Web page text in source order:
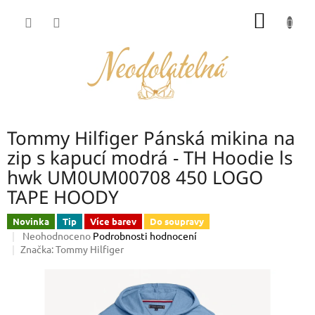
Tommy Hilfiger Pánská mikina na
zip s kapucí modrá - TH Hoodie ls
hwk UM0UM00708 450 LOGO
TAPE HOODY
Novinka Tip Více barev Do soupravy
Průměrné
hodnocení
Neohodnoceno Podrobnosti hodnocení
Značka:Tommy Hilfiger